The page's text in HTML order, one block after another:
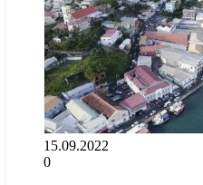
15.09.2022
0